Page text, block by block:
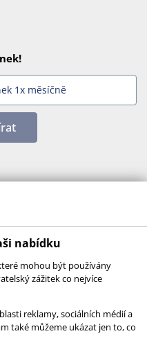
práva vyhrazena
nabídku
mohou být používány
zážitek co nejvíce
reklamy, sociálních médií a
také můžeme ukázat jen to, co